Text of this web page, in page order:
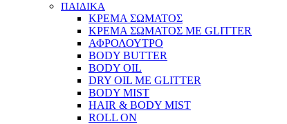
ΠΑΙΔΙΚΑ
ΚΡΕΜΑ ΣΩΜΑΤΟΣ
ΚΡΕΜΑ ΣΩΜΑΤΟΣ ΜΕ GLITTER
ΑΦΡΟΛΟΥΤΡΟ
BODY BUTTER
BODY OIL
DRY OIL ΜΕ GLITTER
BODY MIST
HAIR & BODY MIST
ROLL ON